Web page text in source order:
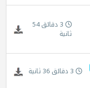
3 دقائق 54
ثانية
3 دقائق 36 ثانية